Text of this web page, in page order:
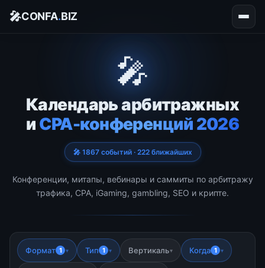
🎤CONFA.BIZ
🎤
Календарь арбитражных
и CPA-конференций 2026
🎤 1867 событий · 222 ближайших
Конференции, митапы, вебинары и саммиты по арбитражу
трафика, CPA, iGaming, gambling, SEO и крипте.
Формат 1 ▾ Тип 1 ▾ Вертикаль▾ Когда 1 ▾